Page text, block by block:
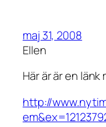
maj 31, 2008
Ellen
Här är är en
http://